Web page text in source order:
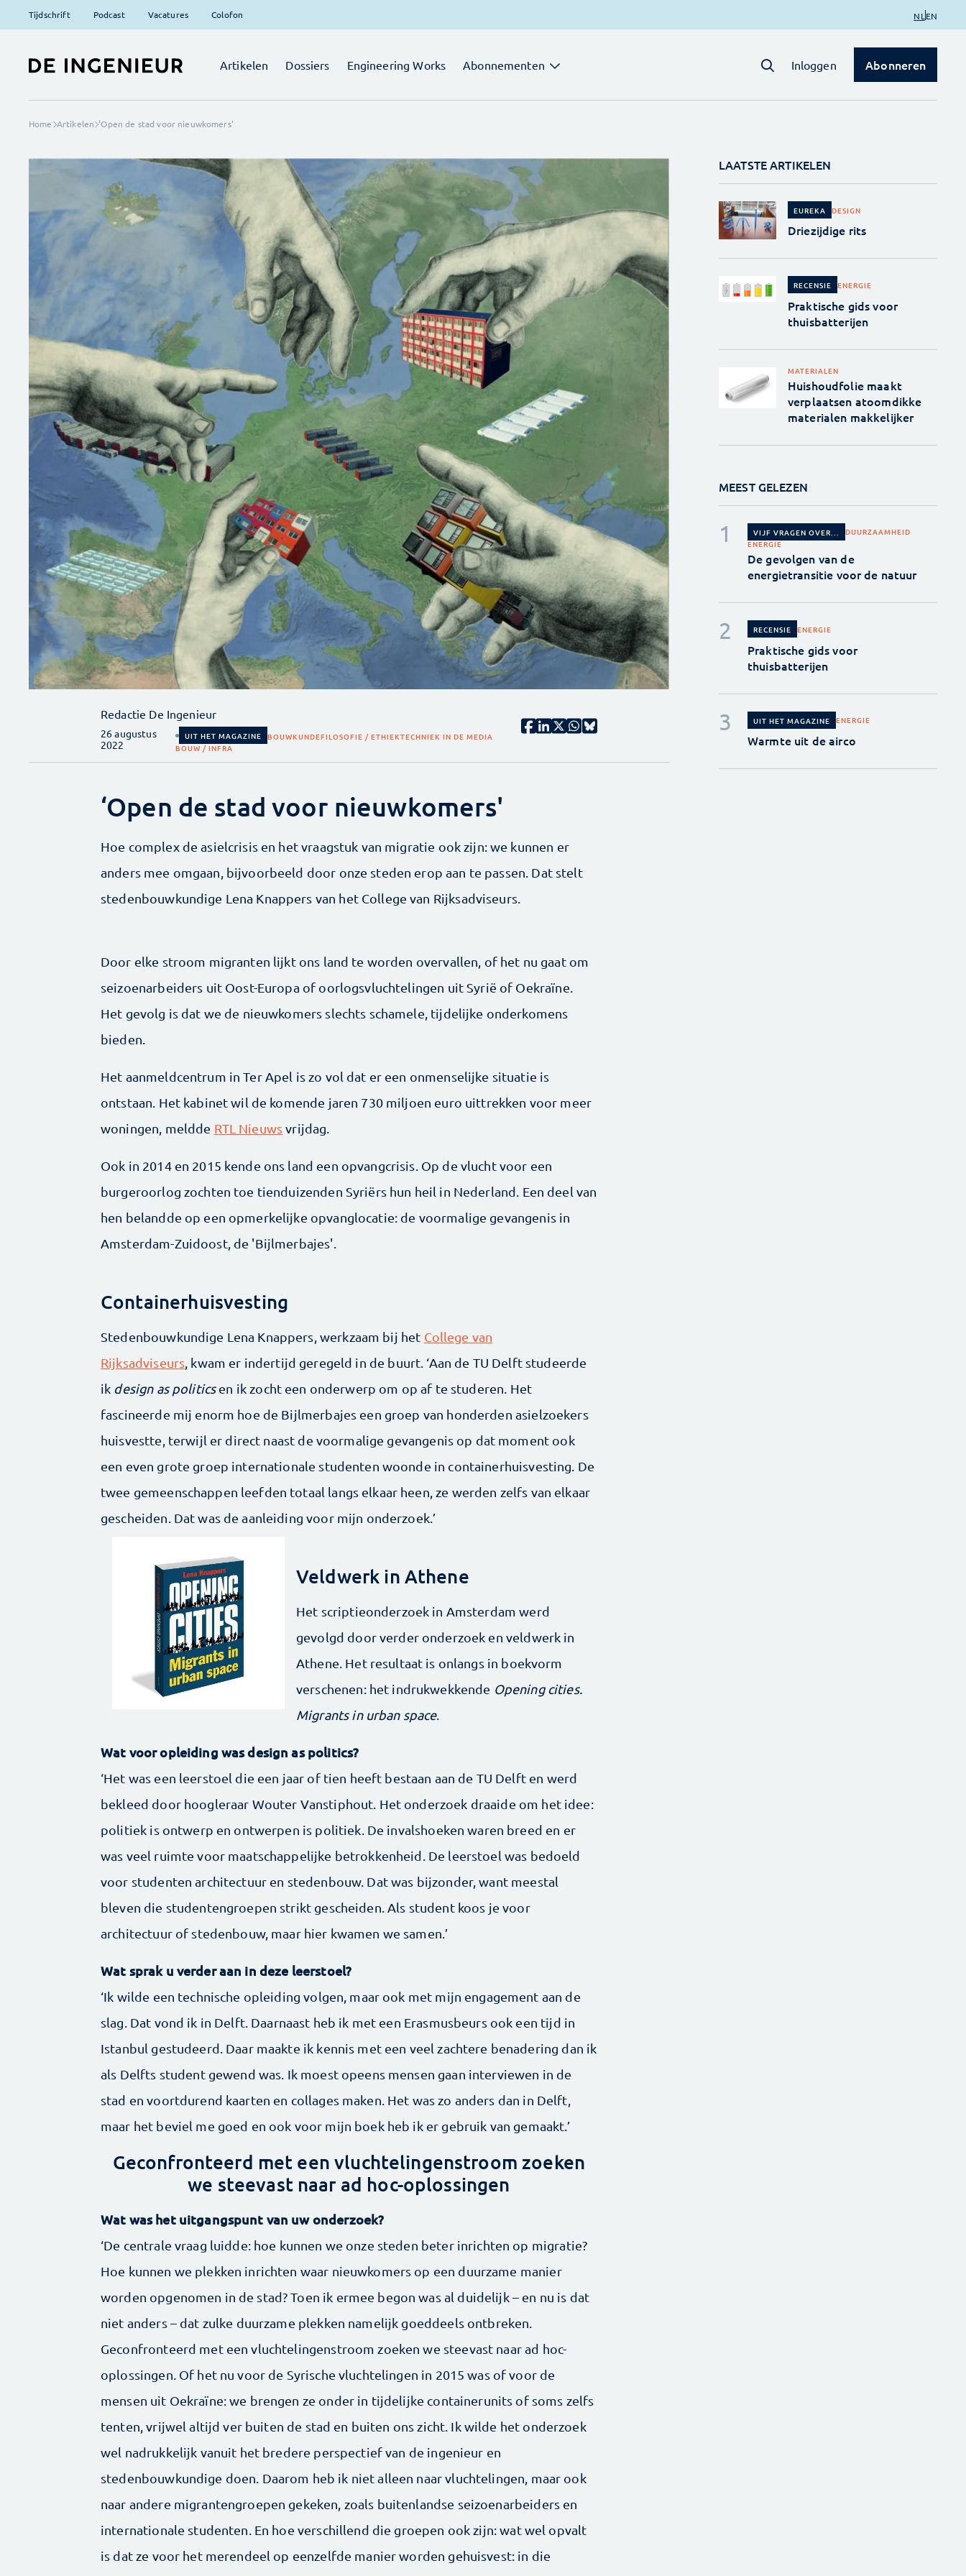
Tijdschrift Podcast Vacatures Colofon NL EN
Artikelen Dossiers Engineering Works Abonnementen Inloggen Abonneren
Home Artikelen ‘Open de stad voor nieuwkomers'
Redactie De Ingenieur
26 augustus
2022
UIT HET MAGAZINE BOUWKUNDEFILOSOFIE / ETHIEKTECHNIEK IN DE MEDIA
BOUW / INFRA
‘Open de stad voor nieuwkomers'
Hoe complex de asielcrisis en het vraagstuk van migratie ook zijn: we kunnen er
anders mee omgaan, bijvoorbeeld door onze steden erop aan te passen. Dat stelt
stedenbouwkundige Lena Knappers van het College van Rijksadviseurs.
Door elke stroom migranten lijkt ons land te worden overvallen, of het nu gaat om
s­eizoen­arbeiders uit Oost-Europa of oorlogsvluchtelingen uit Syrië of Oekraïne.
Het gevolg is dat we de nieuwkomers slechts schamele, tijdelijke onderkomens
bieden.
Het aanmeldcentrum in Ter Apel is zo vol dat er een onmenselijke situatie is
ontstaan. Het kabinet wil de komende jaren 730 miljoen euro uittrekken voor meer
woningen, meldde RTL Nieuwsvrijdag.
Ook in 2014 en 2015 kende ons land een opvangcrisis. Op de vlucht voor een
burgeroorlog zochten toe tienduizenden Syriërs hun heil in Nederland. Een deel van
hen belandde op een opmerkelijke opvanglocatie: de voormalige gevangenis in
Amsterdam-Zuidoost, de 'Bijlmerbajes'.
Containerhuisvesting
Stedenbouwkundige Lena Knappers, werkzaam bij het College van
Rijksadviseurs, kwam er indertijd geregeld in de buurt. ‘Aan de TU Delft studeerde
ik design as politicsen ik zocht een onderwerp om op af te studeren. Het
fascineerde mij enorm hoe de Bijlmerbajes een groep van honderden asielzoekers
huisvestte, terwijl er direct naast de voormalige gevangenis op dat moment ook
een even grote groep internationale studenten woonde in containerhuisvesting. De
twee gemeenschappen leefden totaal langs elkaar heen, ze ­werden zelfs van elkaar
gescheiden. Dat was de aanleiding voor mijn onderzoek.’
Veldwerk in Athene
Het scriptieonderzoek in Amsterdam werd
gevolgd door verder onderzoek en veldwerk in
Athene. Het resultaat is onlangs in boekvorm
verschenen: het indrukwekkende Opening cities.
Migrants in urban space.
Wat voor opleiding was design as ­politics?
‘Het was een leerstoel die een jaar of tien heeft bestaan aan de TU Delft en werd
bekleed door hoogleraar Wouter Vanstiphout. Het onderzoek draaide om het idee:
politiek is ontwerp en ontwerpen is politiek. De invalshoeken waren breed en er
was veel ruimte voor maatschappelijke betrokkenheid. De leerstoel was bedoeld
voor studenten architectuur en stedenbouw. Dat was bijzonder, want meestal
bleven die studentengroepen strikt gescheiden. Als student koos je voor
architectuur of stedenbouw, maar hier kwamen we samen.’
Wat sprak u verder aan in deze leerstoel?
‘Ik wilde een technische opleiding volgen, maar ook met mijn engagement aan de
slag. Dat vond ik in Delft. Daarnaast heb ik met een Erasmusbeurs ook een tijd in
Istanbul gestudeerd. Daar maakte ik kennis met een veel zachtere benadering dan ik
als Delfts student gewend was. Ik moest opeens mensen gaan interviewen in de
stad en voortdurend kaarten en collages maken. Het was zo anders dan in Delft,
maar het beviel me goed en ook voor mijn boek heb ik er gebruik van gemaakt.’
Geconfronteerd met een vluchtelingenstroom zoeken
we steevast naar ad hoc-oplossingen
Wat was het uitgangspunt van uw ­onderzoek?
‘De centrale vraag luidde: hoe kunnen we onze steden beter inrichten op migratie?
Hoe kunnen we plekken inrichten waar nieuwkomers op een duurzame manier
worden opgenomen in de stad? Toen ik ermee begon was al duidelijk – en nu is dat
niet anders – dat zulke duur­zame plekken namelijk goeddeels ontbreken.
Geconfronteerd met een vluchtelingenstroom zoeken we steevast naar ad hoc-
oplossingen. Of het nu voor de Syrische vluchtelingen in 2015 was of voor de
mensen uit Oekraïne: we brengen ze onder in tijdelijke container­units of soms zelfs
tenten, vrijwel altijd ver buiten de stad en buiten ons zicht. Ik wilde het onderzoek
wel nadrukkelijk vanuit het bredere perspectief van de ingenieur en
stedenbouwkundige doen. Daarom heb ik niet alleen naar vluchtelingen, maar ook
naar andere migrantengroepen gekeken, zoals buitenlandse seizoenarbeiders en
internationale studenten. En hoe verschillend die groepen ook zijn: wat wel opvalt
is dat ze voor het meren­deel op eenzelfde manier worden gehuisvest: in die
LAATSTE ARTIKELEN
EUREKA DESIGN
Driezijdige rits
RECENSIE ENERGIE
Praktische gids voor
thuisbatterijen
MATERIALEN
Huishoudfolie maakt
verplaatsen atoomdikke
materialen makkelijker
MEEST GELEZEN
VIJF VRAGEN OVER...
DUURZAAMHEID
ENERGIE
De gevolgen van de
energietransitie voor de natuur
RECENSIE ENERGIE
Praktische gids voor
thuisbatterijen
UIT HET MAGAZINE ENERGIE
Warmte uit de airco